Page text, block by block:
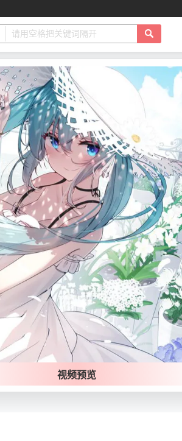
视频预览